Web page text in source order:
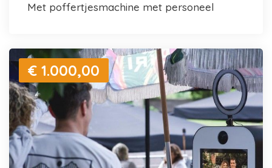
met poffertjesmachine met personeel
€ 1.000,00